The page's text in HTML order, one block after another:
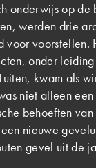
onderwijs op de
werden drie
voor voorstellen.
onder
kwam als
niet alleen
behoeften
nieuwe
gevel uit de